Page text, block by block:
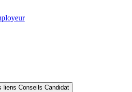
liens Conseils Candidat